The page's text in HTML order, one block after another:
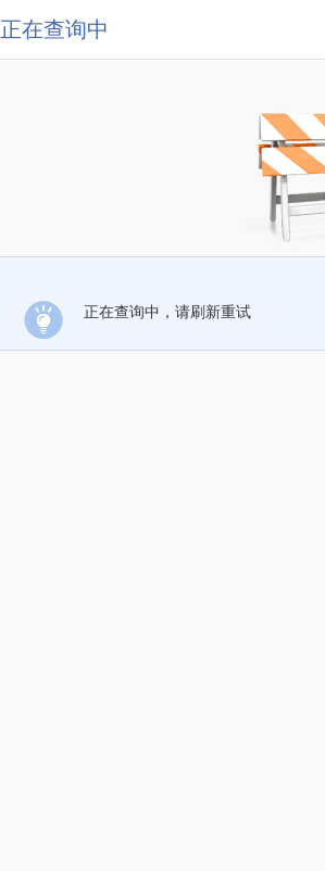
正在查询中
正在查询中，请刷新重试